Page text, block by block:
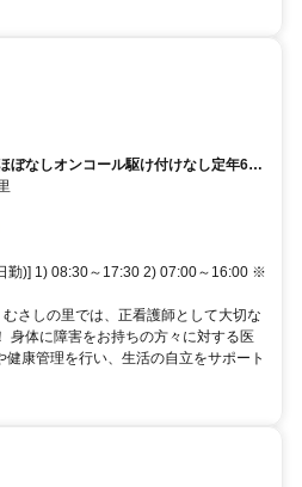
ぼなしオンコール駆け付けなし定年65
施設◎無理せず長く働けます！
勤)] 1) 08:30～17:30 2) 07:00～16:00 ※
さしの里では、正看護師として大切な
身体に障害をお持ちの方々に対する医
康管理を行い、生活の自立をサポート